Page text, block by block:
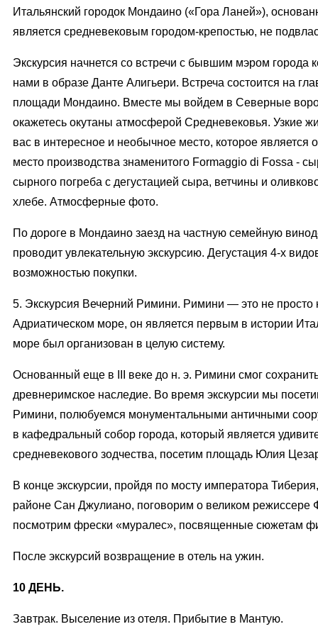
Итальянский городок Мондаино («Гора Ланей»),
является средневековым городом-крепостью, не
Экскурсия начнется со встречи с бывшим мэром города
нами в образе Данте Алигьери. Встреча состоится на
площади Мондаино. Вместе мы войдем в Северные
окажетесь окутаны атмосферой Средневековья. Узкие
вас в интересное и необычное место, которое является
место производства знаменитого Formaggio di Fossa -
сырного погреба с дегустацией сыра, ветчины и
хлебе. Атмосферные фото.
По дороге в Мондаино заезд на частную семейную
проводит увлекательную экскурсию. Дегустация 4-х
возможностью покупки.
5. Экскурсия Вечерний Римини. Римини — это не просто
Адриатическом море, он является первым в истории
море был организован в целую систему.
Основанный еще в III веке до н. э. Римини смог
древнеримское наследие. Во время экскурсии мы
Римини, полюбуемся монументальными античными
в кафедральный собор города, который является
средневекового зодчества, посетим площадь Юлия
В конце экскурсии, пройдя по мосту императора
районе Сан Джулиано, поговорим о великом режиссере
посмотрим фрески «муралес», посвященные сюжетам
После экскурсий возвращение в отель на ужин.
10 ДЕНЬ.
Завтрак. Выселение из отеля. Прибытие в Мантую.